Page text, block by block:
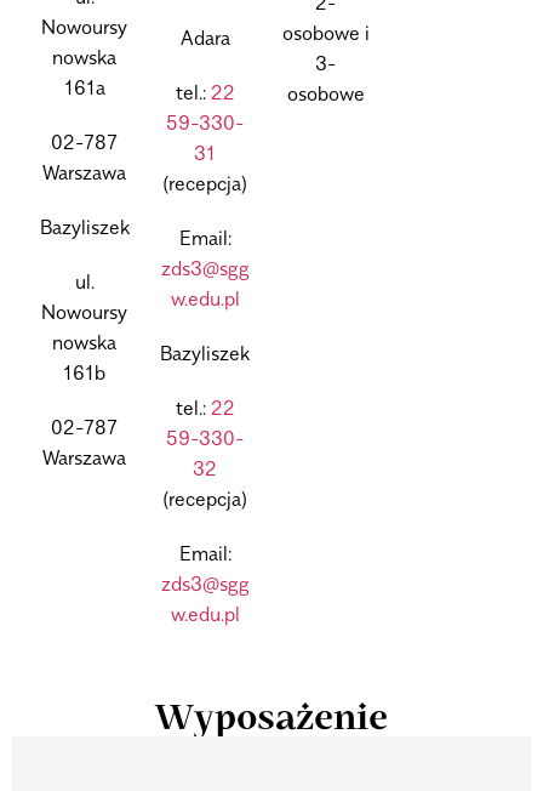
Nowoursy
nowska
161a
02-787
Warszawa
Bazyliszek
ul.
Nowoursy
nowska
161b
02-787
Warszawa
Adara
tel.: 22
59-330-
31
(recepcja)
Email:
zds3@sgg
w.edu.pl
Bazyliszek
tel.: 22
59-330-
32
(recepcja)
Email:
zds3@sgg
w.edu.pl
osobowe i
3-
osobowe
Wyposażenie